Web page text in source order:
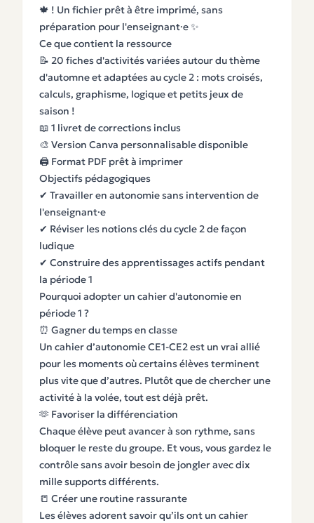
🍁 ! Un fichier prêt à être imprimé, sans
préparation pour l'enseignant·e ✨
Ce que contient la ressource
📝 20 fiches d'activités variées autour du thème
d'automne et adaptées au cycle 2 : mots croisés,
calculs, graphisme, logique et petits jeux de
saison !
📖 1 livret de corrections inclus
🎨 Version Canva personnalisable disponible
🖨️ Format PDF prêt à imprimer
Objectifs pédagogiques
✔ Travailler en autonomie sans intervention de
l'enseignant·e
✔ Réviser les notions clés du cycle 2 de façon
ludique
✔ Construire des apprentissages actifs pendant
la période 1
Pourquoi adopter un cahier d'autonomie en
période 1 ?
⏰ Gagner du temps en classe
Un cahier d’autonomie CE1-CE2 est un vrai allié
pour les moments où certains élèves terminent
plus vite que d’autres. Plutôt que de chercher une
activité à la volée, tout est déjà prêt.
🫶 Favoriser la différenciation
Chaque élève peut avancer à son rythme, sans
bloquer le reste du groupe. Et vous, vous gardez le
contrôle sans avoir besoin de jongler avec dix
mille supports différents.
📒 Créer une routine rassurante
Les élèves adorent savoir qu’ils ont un cahier